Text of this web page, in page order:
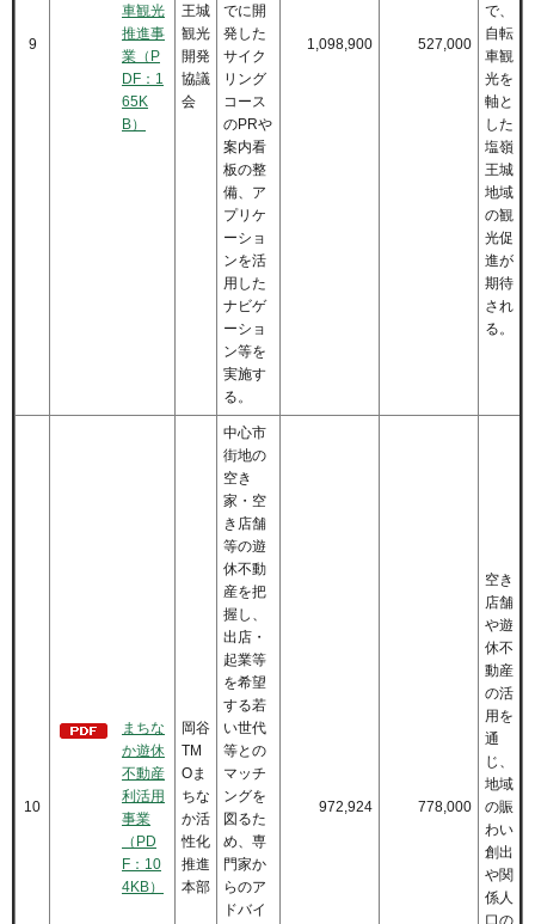
9
車観光
推進事
業（P
DF：1
65K
B）
王城
観光
開発
協議
会
でに開
発した
サイク
リング
コース
のPRや
案内看
板の整
備、ア
プリケ
ーショ
ンを活
用した
ナビゲ
ーショ
ン等を
実施す
る。
1,098,900 527,000
で、
自転
車観
光を
軸と
した
塩嶺
王城
地域
の観
光促
進が
期待
され
る。
10
まちな
か遊休
不動産
利活用
事業
（PD
F：10
4KB）
岡谷
TM
Oま
ちな
か活
性化
推進
本部
中心市
街地の
空き
家・空
き店舗
等の遊
休不動
産を把
握し、
出店・
起業等
を希望
する若
い世代
等との
マッチ
ングを
図るた
め、専
門家か
らのア
ドバイ
972,924 778,000
空き
店舗
や遊
休不
動産
の活
用を
通
じ、
地域
の賑
わい
創出
や関
係人
口の